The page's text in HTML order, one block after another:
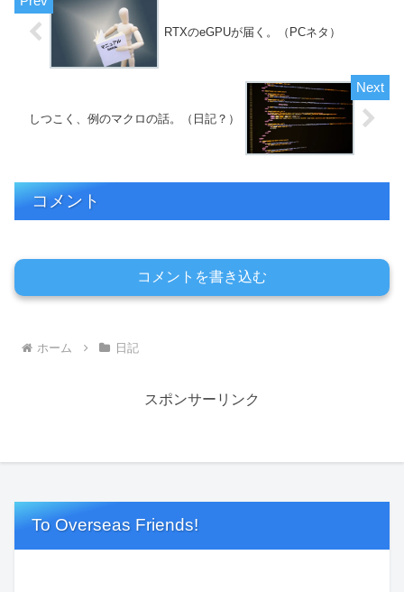
RTXのeGPUが届く。（PCネタ）
しつこく、例のマクロの話。（日記？）
コメント
コメントを書き込む
ホーム 日記
スポンサーリンク
To Overseas Friends!